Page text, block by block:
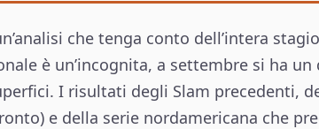
che tenga conto dell’intera
è un’incognita, a settembre si ha
I risultati degli Slam precedenti,
e della serie nordamericana che